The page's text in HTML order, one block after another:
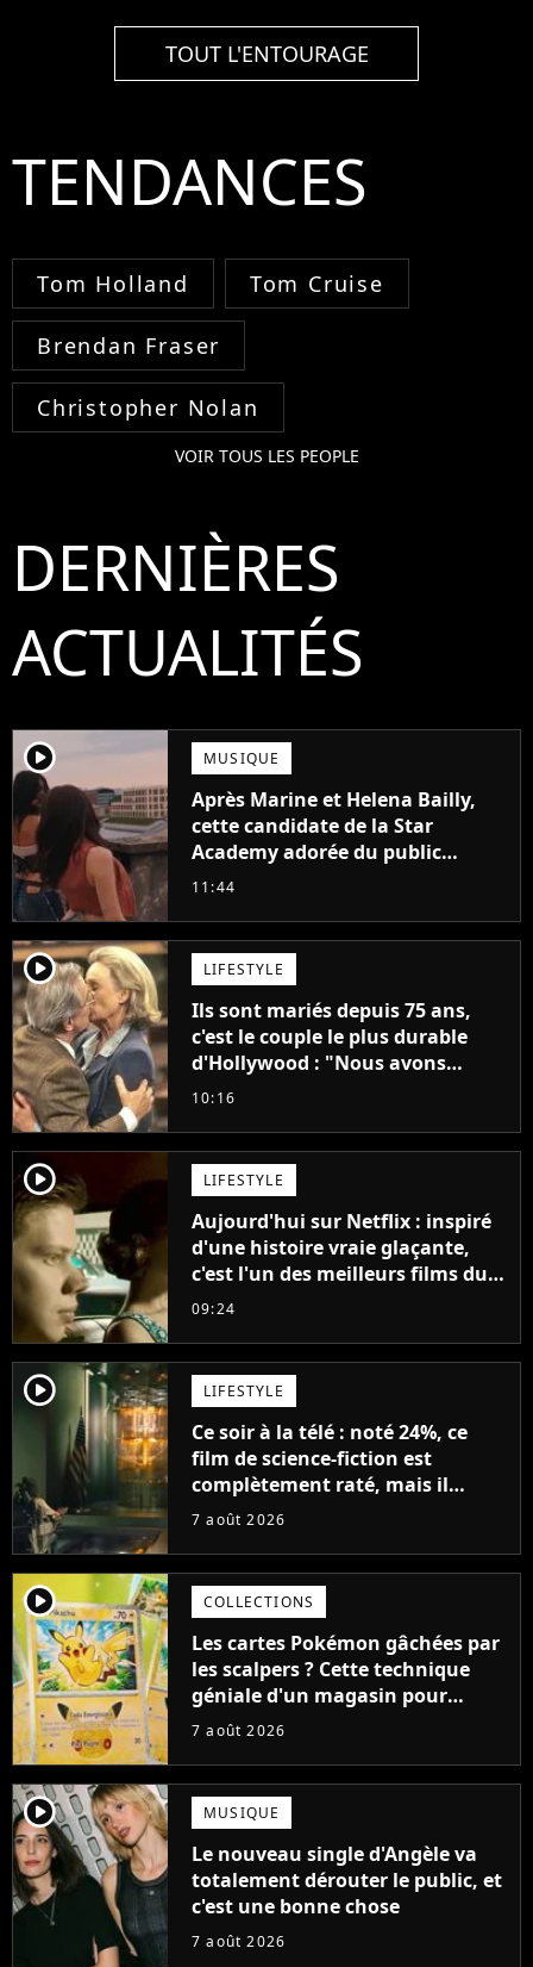
TOUT L'ENTOURAGE
TENDANCES
Tom Holland Tom Cruise
Brendan Fraser
Christopher Nolan
VOIR TOUS LES PEOPLE
DERNIÈRES
ACTUALITÉS
player2 MUSIQUE
Après Marine et Helena Bailly,
cette candidate de la Star
Academy adorée du public
annonce son premier album,
11:44
player2 LIFESTYLE
Ils sont mariés depuis 75 ans,
c'est le couple le plus durable
d'Hollywood : "Nous avons
avancé jour après jour, et les
décennies"
10:16
player2 LIFESTYLE
Aujourd'hui sur Netflix : inspiré
d'une histoire vraie glaçante,
c'est l'un des meilleurs films du
21ème siècle
09:24
player2 LIFESTYLE
Ce soir à la télé : noté 24%, ce
film de science-fiction est
complètement raté, mais il
aurait pu être encore pire à
7 août 2026
player2 COLLECTIONS
Les cartes Pokémon gâchées par
les scalpers ? Cette technique
géniale d'un magasin pour
ruiner les revendeurs
7 août 2026
player2 MUSIQUE
Le nouveau single d'Angèle va
totalement dérouter le public, et
c'est une bonne chose
7 août 2026